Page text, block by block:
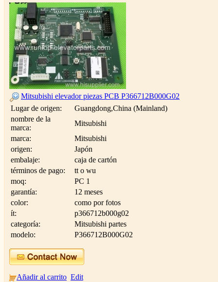
Mitsubishi elevador piezas PCB P366712B000G02
Lugar de origen:
Guangdong,China (Mainland)
nombre de la
marca:
Mitsubishi
marca:
Mitsubishi
origen:
Japón
embalaje:
caja de cartón
términos de pago:
tt o wu
moq:
PC 1
garantía:
12 meses
color:
como por fotos
ít:
p366712b000g02
categoría:
Mitsubishi partes
modelo:
P366712B000G02
Añadir al carrito Edit